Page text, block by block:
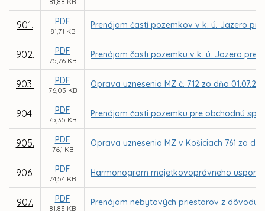
901. PDF
81,71 KB
Prenájom častí pozemkov v k. ú. Jazero
902. PDF
75,76 KB
Prenájom časti pozemku v k. ú. Jazero pre
903. PDF
76,03 KB
Oprava uznesenia MZ č. 712 zo dňa
904. PDF
75,35 KB
Prenájom časti pozemku pre obchodnú
905. PDF
76,1 KB
Oprava uznesenia MZ v Košiciach 761 zo
906. PDF
74,54 KB
Harmonogram majetkovoprávneho
907. PDF
81,83 KB
Prenájom nebytových priestorov z dôvodu